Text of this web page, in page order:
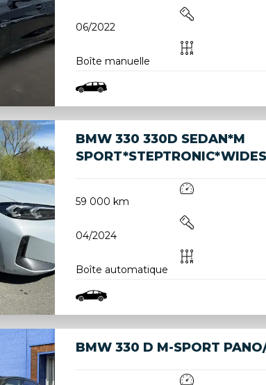
06/2022
Boîte manuelle
BMW 330 330D SEDAN*M
59 000 km
04/2024
Boîte automatique
BMW 330 D M-SPORT